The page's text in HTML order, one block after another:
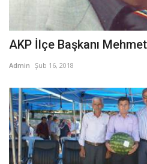
AKP İlçe Başkanı
Admin Şub 16, 2018